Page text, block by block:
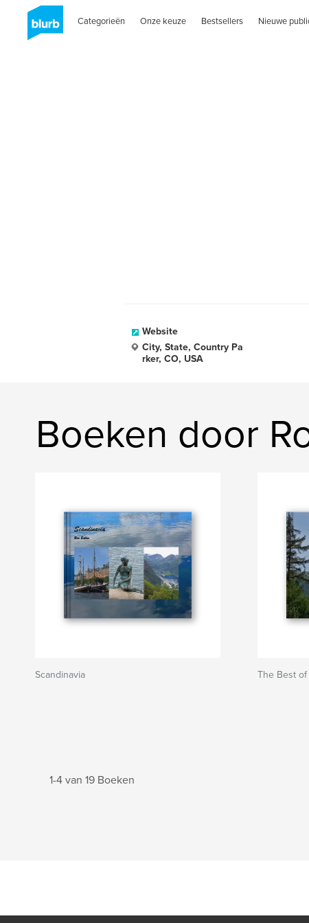
Categorieën Onze keuze Bestsellers Nieuwe
Website
City, State, Country Pa
rker, CO, USA
Boeken door
Scandinavia The Best of
1-4 van 19 Boeken